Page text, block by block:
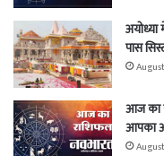
अयोध्या
पास
आज का
आपका